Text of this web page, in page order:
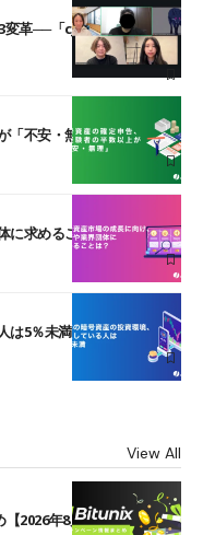
変革──「cJPY」とAIの融合
「不安・無理」
に求めることは？
は5％未満
View All
2026年8月最新】